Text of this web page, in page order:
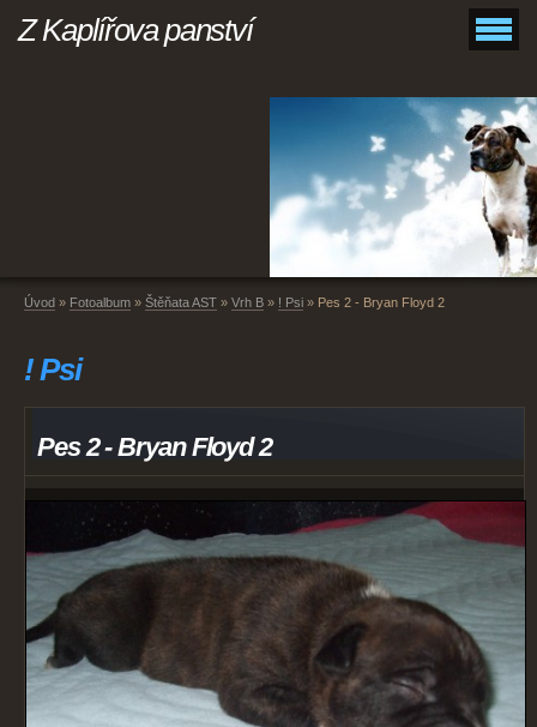
Z Kaplířova panství
Úvod » Fotoalbum » Štěňata AST » Vrh B » ! Psi » Pes 2 - Bryan Floyd 2
! Psi
Pes 2 - Bryan Floyd 2